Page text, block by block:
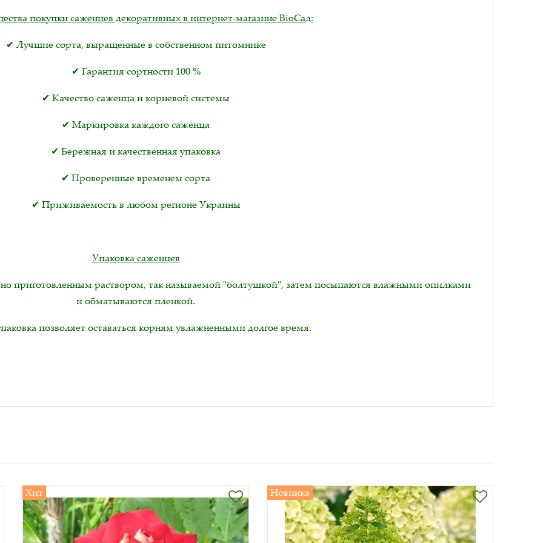
покупки саженцев декоративных в интернет-магазине BioСад:
✔ Лучшие сорта, выращенные в собственном питомнике
✔ Гарантия сортности 100 %
✔ Качество саженца и корневой системы
✔ Маркировка каждого саженца
✔ Бережная и качественная упаковка
✔ Проверенные временем сорта
✔ Приживаемость в любом регионе Украины
Упаковка саженцев
приготовленным раствором, так называемой "болтушкой", затем посыпаются влажными опилками
и обматываются пленкой.
позволяет оставаться корням увлажненными долгое время.
Хит Новинка